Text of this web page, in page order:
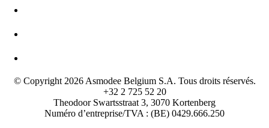
© Copyright 2026 Asmodee Belgium S.A. Tous droits réservés.
+32 2 725 52 20
Theodoor Swartsstraat 3, 3070 Kortenberg
Numéro d’entreprise/TVA : (BE) 0429.666.250